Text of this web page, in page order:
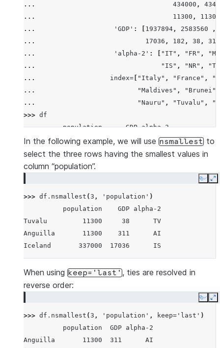
...
434000 ,
...
11300 ,
11300
...
'GDP' : 1937894 , 2583560
,
...
17036 , 182 , 38 ,
311
...
'alpha-2' : "IT" , "FR" ,
...
"IS" , "NR" ,
...
index= "Italy" , "France" ,
...
"Maldives" , "Brunei"
...
"Nauru" , "Tuvalu" ,
>>> df
          population      GDP alpha-2
Italy       59000000  1937894      IT
France      65000000  2583560      FR
Malta         434000    12011      MT
Iceland       337000    17036      IS
Nauru         337000      182      NR
Tuvalu         11300       38      TV
Anguilla       11300      311      AI
In the following example, we will use nsmallest to
select the three rows having the smallest values in
column “population”.
Copy
>>> df . nsmallest (3 , 'population' )
          population    GDP alpha-2
Tuvalu         11300     38      TV
Anguilla       11300    311      AI
Iceland       337000  17036      IS
When using keep='last', ties are resolved in
reverse order:
Copy
>>> df . nsmallest (3 , 'population' , keep= 'last' )
          population  GDP alpha-2
Anguilla       11300  311      AI